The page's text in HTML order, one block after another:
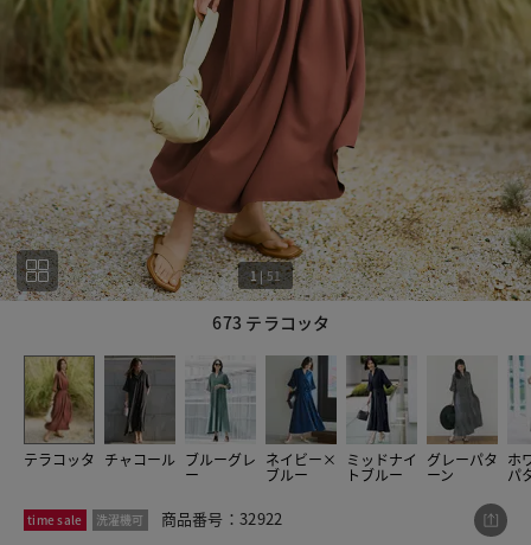
673 テラコッタ
1|51
テラコッタ チャコール ブルーグレ
ー
ネイビー×
ブルー
ミッドナイ
トブルー
グレーパタ
ーン
ホ
パ
time sale 洗濯機可 商品番号：32922
この商品をシェアする